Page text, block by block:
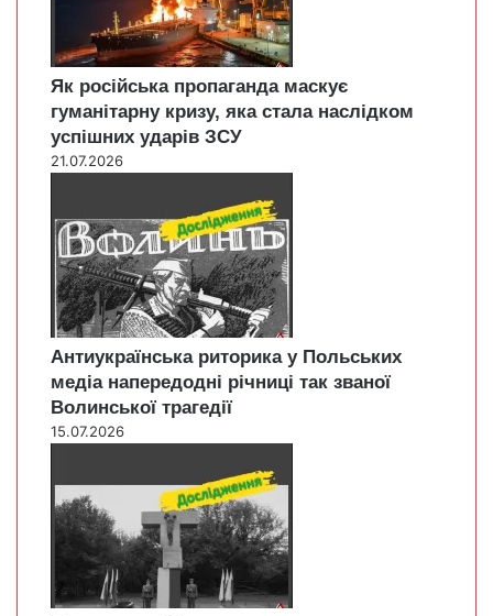
Як російська пропаганда маскує
гуманітарну кризу, яка стала наслідком
успішних ударів ЗСУ
21.07.2026
Антиукраїнська риторика у Польських
медіа напередодні річниці так званої
Волинської трагедії
15.07.2026